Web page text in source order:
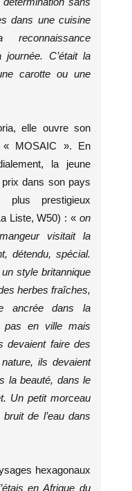
dans une cuisine
C’était la
carotte ou une
elle ouvre son
« MOSAIC ». En
la jeune
dans son pays
plus prestigieux
Liste, W50) : « on
visitait la
détendu, spécial.
style britannique
herbes fraîches,
ancrée dans la
pas en ville mais
devaient faire des
ils devaient
la beauté, dans le
Un petit morceau
de l’eau dans
hexagonaux
en Afrique du